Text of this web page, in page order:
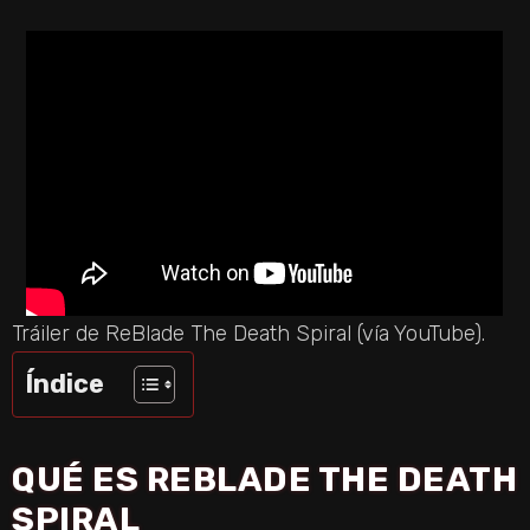
Tráiler de ReBlade The Death Spiral (vía YouTube).
Índice
QUÉ ES REBLADE THE DEATH
SPIRAL